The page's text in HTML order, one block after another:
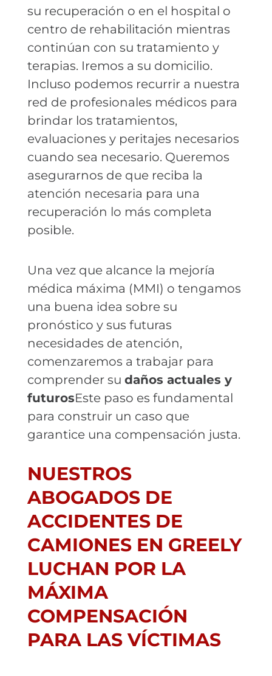
su recuperación o en el hospital o
centro de rehabilitación mientras
continúan con su tratamiento y
terapias. Iremos a su domicilio.
Incluso podemos recurrir a nuestra
red de profesionales médicos para
brindar los tratamientos,
evaluaciones y peritajes necesarios
cuando sea necesario. Queremos
asegurarnos de que reciba la
atención necesaria para una
recuperación lo más completa
posible.
Una vez que alcance la mejoría
médica máxima (MMI) o tengamos
una buena idea sobre su
pronóstico y sus futuras
necesidades de atención,
comenzaremos a trabajar para
comprender su daños actuales y
futurosEste paso es fundamental
para construir un caso que
garantice una compensación justa.
NUESTROS
ABOGADOS DE
ACCIDENTES DE
CAMIONES EN GREELY
LUCHAN POR LA
MÁXIMA
COMPENSACIÓN
PARA LAS VÍCTIMAS